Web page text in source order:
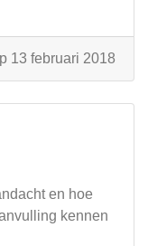
13 februari 2018
en hoe
kennen